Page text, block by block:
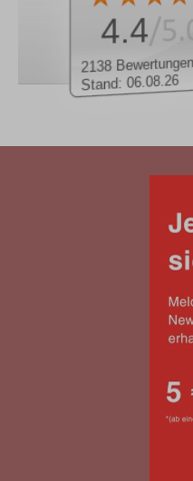
2138 Bewertungen
Stand: 06.08.26
4.4
/